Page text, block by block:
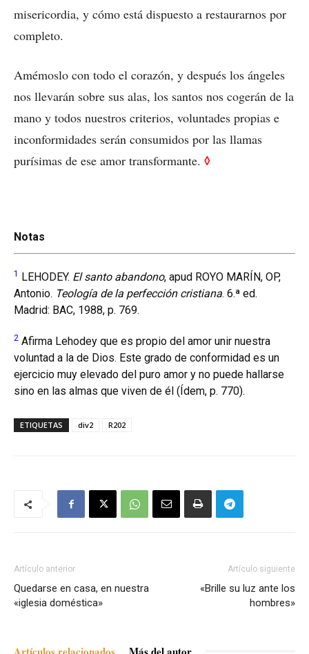
misericordia, y cómo está dispuesto a restaurarnos por
completo.
Amémoslo con todo el corazón, y después los ángeles
nos llevarán sobre sus alas, los santos nos cogerán de la
mano y todos nuestros criterios, voluntades propias e
inconformidades serán consumidos por las llamas
purísimas de ese amor transformante. ◊
Notas
1 LEHODEY. El santo abandono, apud ROYO MARÍN, OP,
Antonio. Teología de la perfección cristiana. 6.ª ed.
Madrid: BAC, 1988, p. 769.
2 Afirma Lehodey que es propio del amor unir nuestra
voluntad a la de Dios. Este grado de conformidad es un
ejercicio muy elevado del puro amor y no puede hallarse
sino en las almas que viven de él (Ídem, p. 770).
ETIQUETAS div2 R202
Artículo anterior
Quedarse en casa, en nuestra
«iglesia doméstica»
Artículo siguiente
«Brille su luz ante los
hombres»